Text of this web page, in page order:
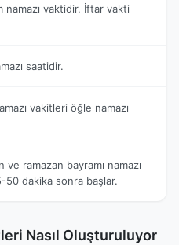
namazı vaktidir. İftar vakti
saatidir.
vakitleri öğle namazı
ve ramazan bayramı namazı
dakika sonra başlar.
Nasıl Oluşturuluyor